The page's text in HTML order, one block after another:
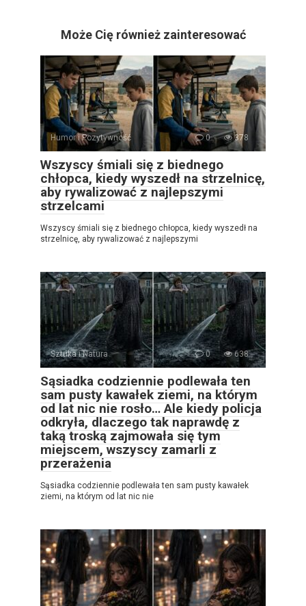
Może Cię również zainteresować
Humor i Pozytywność 0 378
Wszyscy śmiali się z biednego
chłopca, kiedy wyszedł na strzelnicę,
aby rywalizować z najlepszymi
strzelcami
Wszyscy śmiali się z biednego chłopca, kiedy wyszedł na
strzelnicę, aby rywalizować z najlepszymi
Sztuka i Natura 0 638
Sąsiadka codziennie podlewała ten
sam pusty kawałek ziemi, na którym
od lat nic nie rosło… Ale kiedy policja
odkryła, dlaczego tak naprawdę z
taką troską zajmowała się tym
miejscem, wszyscy zamarli z
przerażenia
Sąsiadka codziennie podlewała ten sam pusty kawałek
ziemi, na którym od lat nic nie